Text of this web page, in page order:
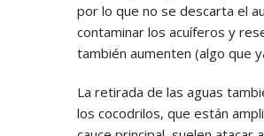
por lo que no se descarta el
contaminar los acuíferos y
también aumenten (algo que
La retirada de las aguas
los cocodrilos, que están